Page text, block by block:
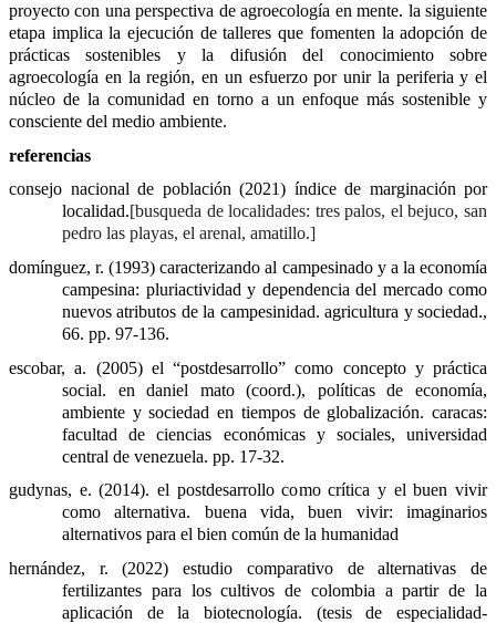
proyecto con una perspectiva de agroecología en mente. la siguiente
etapa implica la ejecución de talleres que fomenten la adopción de
prácticas sostenibles y la difusión del conocimiento sobre
agroecología en la región, en un esfuerzo por unir la periferia y el
núcleo de la comunidad en torno a un enfoque más sostenible y
consciente del medio ambiente.
referencias
consejo nacional de población (2021) índice de marginación por
localidad.[busqueda de localidades: tres palos, el bejuco, san
pedro las playas, el arenal, amatillo.]
domínguez, r. (1993) caracterizando al campesinado y a la economía
campesina: pluriactividad y dependencia del mercado como
nuevos atributos de la campesinidad. agricultura y sociedad.,
66. pp. 97-136.
escobar, a. (2005) el “postdesarrollo” como concepto y práctica
social. en daniel mato (coord.), políticas de economía,
ambiente y sociedad en tiempos de globalización. caracas:
facultad de ciencias económicas y sociales, universidad
central de venezuela. pp. 17-32.
gudynas, e. (2014). el postdesarrollo como crítica y el buen vivir
como alternativa. buena vida, buen vivir: imaginarios
alternativos para el bien común de la humanidad
hernández, r. (2022) estudio comparativo de alternativas de
fertilizantes para los cultivos de colombia a partir de la
aplicación de la biotecnología. (tesis de especialidad-